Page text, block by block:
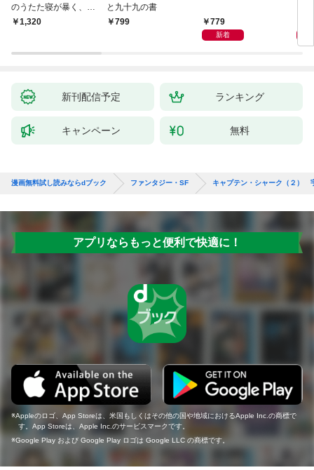
のうたた寝が暴く、18
0度反転した世界の謎
￥1,320
と九十九の書
799
779
新着
新刊配信予定 ランキング
キャンペーン 無料
漫画無料試し読みならdブック ファンタジー・SF キャプテン・シャーク（２）
アプリならもっと便利で快適に！
Appleのロゴ、App Storeは、米国もしくはその他の国や地域におけるApple Inc.の商標で
す。App Storeは、Apple Inc.のサービスマークです。
Google Play および Google Play ロゴは Google LLC の商標です。